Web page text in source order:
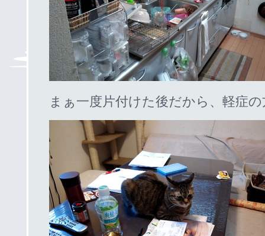
まぁ一度片付けた後だから、軽症